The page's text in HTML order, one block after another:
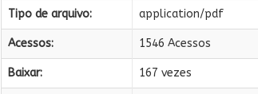
Tipo de arquivo: application/pdf
Acessos: 1546 Acessos
Baixar: 167 vezes